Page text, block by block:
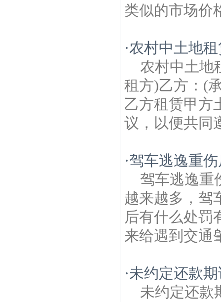
类似的市场价
·农村中土地
农村中土地
租方)乙方：(
乙方租赁甲方
议，以便共同
·驾车逃逸重
驾车逃逸重
越来越多，驾
后有什么处罚
来给遇到交通
·未约定还款
未约定还款